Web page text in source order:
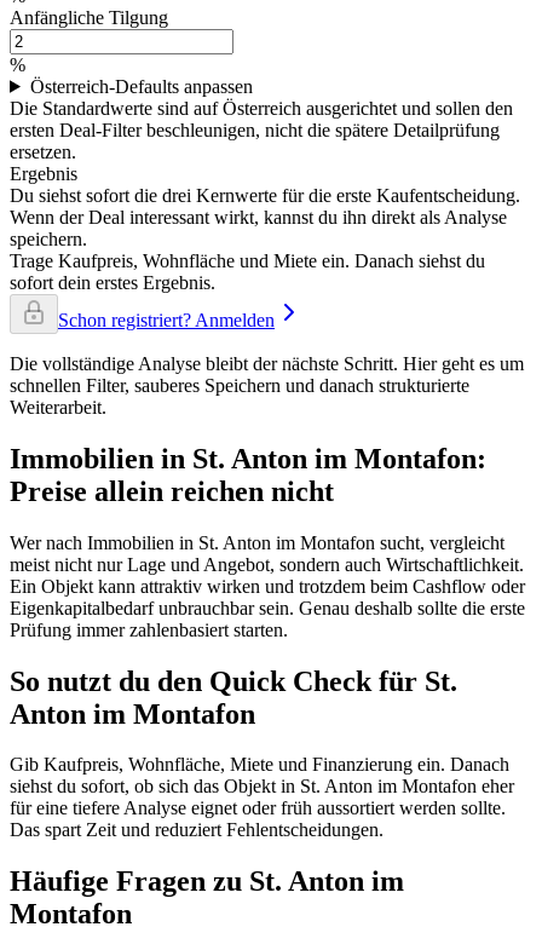
Anfängliche Tilgung
%
Österreich-Defaults anpassen
Die Standardwerte sind auf Österreich ausgerichtet und sollen den
ersten Deal-Filter beschleunigen, nicht die spätere Detailprüfung
ersetzen.
Ergebnis
Du siehst sofort die drei Kernwerte für die erste Kaufentscheidung.
Wenn der Deal interessant wirkt, kannst du ihn direkt als Analyse
speichern.
Trage Kaufpreis, Wohnfläche und Miete ein. Danach siehst du
sofort dein erstes Ergebnis.
Schon registriert? Anmelden
Die vollständige Analyse bleibt der nächste Schritt. Hier geht es um
schnellen Filter, sauberes Speichern und danach strukturierte
Weiterarbeit.
Immobilien in St. Anton im Montafon:
Preise allein reichen nicht
Wer nach Immobilien in St. Anton im Montafon sucht, vergleicht
meist nicht nur Lage und Angebot, sondern auch Wirtschaftlichkeit.
Ein Objekt kann attraktiv wirken und trotzdem beim Cashflow oder
Eigenkapitalbedarf unbrauchbar sein. Genau deshalb sollte die erste
Prüfung immer zahlenbasiert starten.
So nutzt du den Quick Check für St.
Anton im Montafon
Gib Kaufpreis, Wohnfläche, Miete und Finanzierung ein. Danach
siehst du sofort, ob sich das Objekt in St. Anton im Montafon eher
für eine tiefere Analyse eignet oder früh aussortiert werden sollte.
Das spart Zeit und reduziert Fehlentscheidungen.
Häufige Fragen zu St. Anton im
Montafon